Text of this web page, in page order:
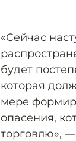
«Сейчас
будет
которая
мере
опасения,
торговлю»,